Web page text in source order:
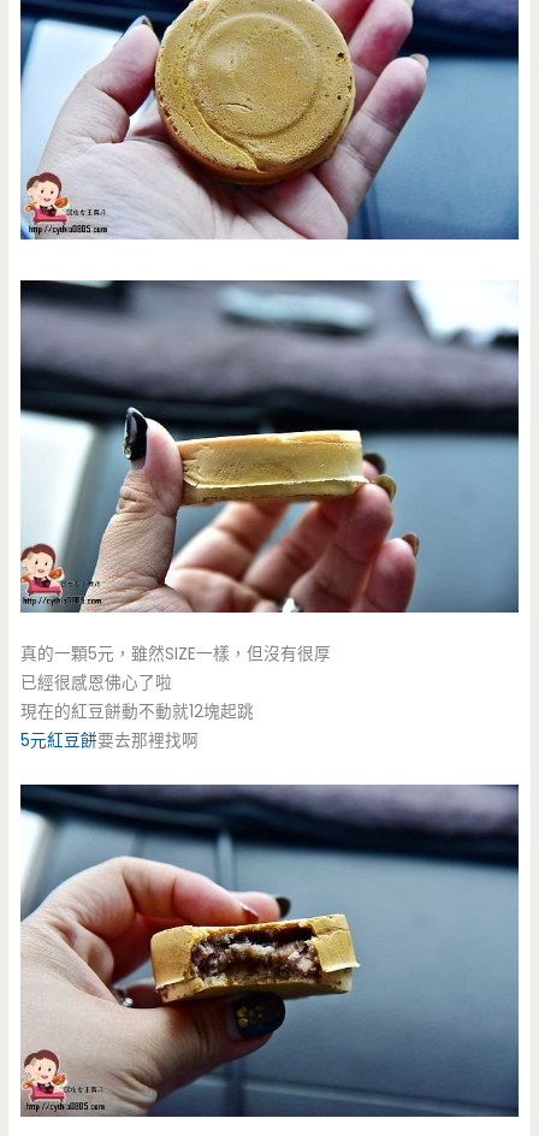
真的一顆5元，雖然SIZE一樣，但沒有很厚
已經很感恩佛心了啦
現在的紅豆餅動不動就12塊起跳
5元紅豆餅要去那裡找啊